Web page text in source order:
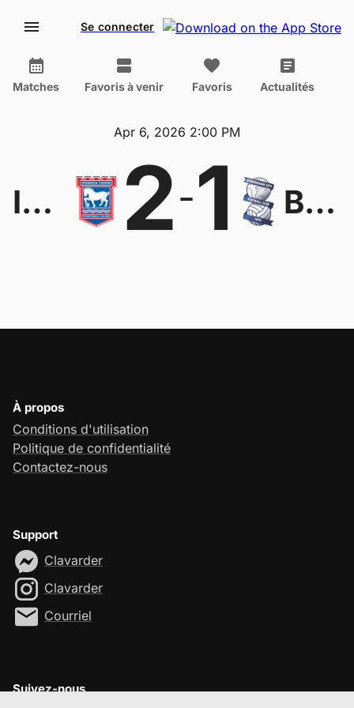
Se connecter
Matches Favoris à venir Favoris Actualités
Apr 6, 2026 2:00 PM
Ipswich 2-1 Birmingham
À propos
Conditions d'utilisation
Politique de confidentialité
Contactez-nous
Support
Clavarder
Clavarder
Courriel
Suivez-nous